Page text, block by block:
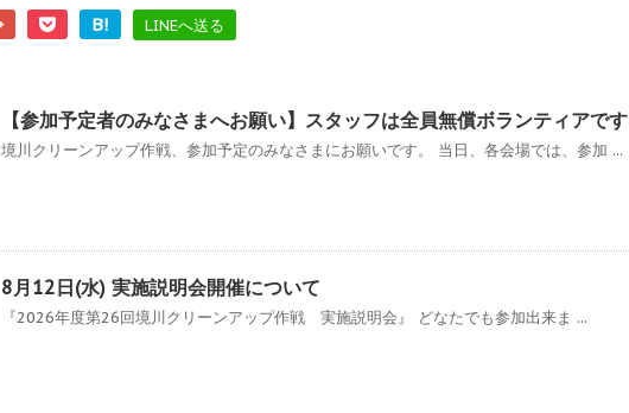
B! LINEへ送る
【参加予定者のみなさまへお願い】スタッフは全員無償ボランティアです
境川クリーンアップ作戦、参加予定のみなさまにお願いです。 当日、各会場では、参加 ...
8月12日(水) 実施説明会開催について
『2026年度第26回境川クリーンアップ作戦 実施説明会』 どなたでも参加出来ま ...